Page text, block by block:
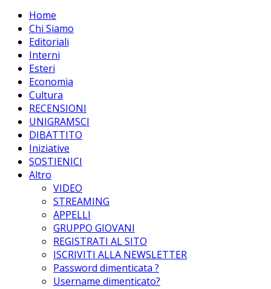
Home
Chi Siamo
Editoriali
Interni
Esteri
Economia
Cultura
RECENSIONI
UNIGRAMSCI
DIBATTITO
Iniziative
SOSTIENICI
Altro
VIDEO
STREAMING
APPELLI
GRUPPO GIOVANI
REGISTRATI AL SITO
ISCRIVITI ALLA NEWSLETTER
Password dimenticata ?
Username dimenticato?